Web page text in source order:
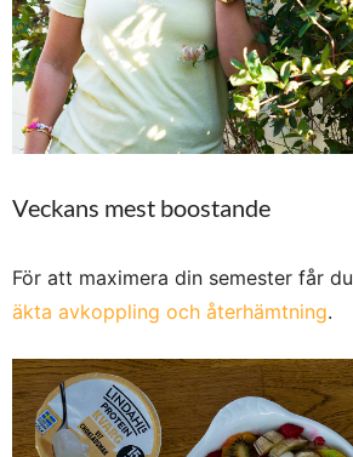
Veckans mest boostande
För att maximera din semester får du
äkta avkoppling och återhämtning.